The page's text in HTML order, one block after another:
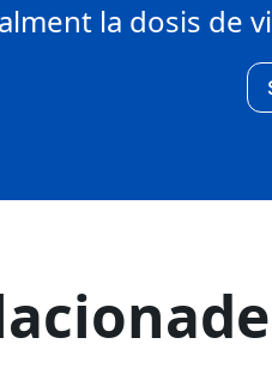
la dosis de